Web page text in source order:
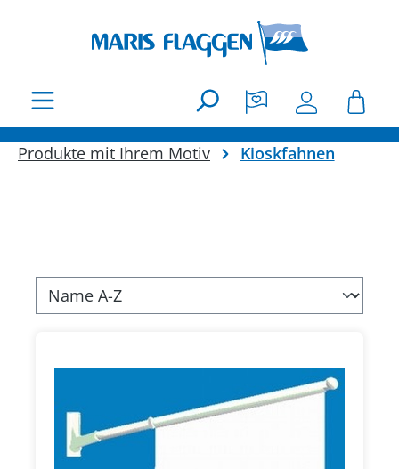
Produkte mit Ihrem Motiv Kioskfahnen